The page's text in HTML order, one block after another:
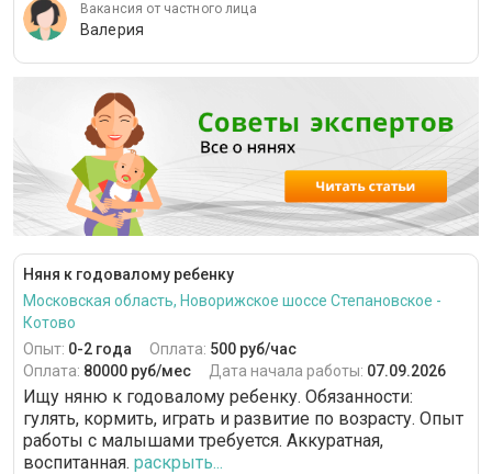
Вакансия от частного лица
Валерия
Няня к годовалому ребенку
Московская область, Новорижское шоссе Степановское -
Котово
Опыт: 0-2 года Оплата: 500 руб/час
Оплата: 80000 руб/мес Дата начала работы: 07.09.2026
Ищу няню к годовалому ребенку. Обязанности:
гулять, кормить, играть и развитие по возрасту. Опыт
работы с малышами требуется. Аккуратная,
воспитанная. раскрыть...